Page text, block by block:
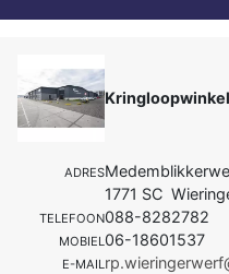
ADRES
1771 SC
TELEFOON088-8282782
MOBIEL 06-18601537
E-MAIL